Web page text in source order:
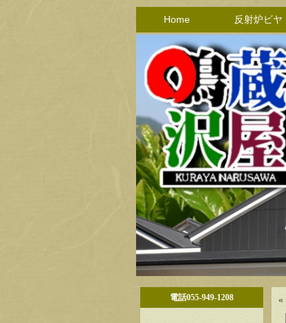
Home 反射炉ビヤ
電話055-949-1208 «